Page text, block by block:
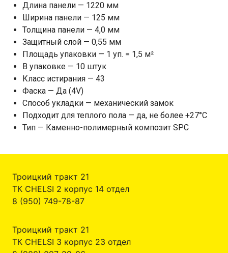
Длина панели — 1220 мм
Ширина панели — 125 мм
Толщина панели — 4,0 мм
Защитный слой — 0,55 мм
Площадь упаковки — 1 уп. = 1,5 м²
В упаковке — 10 штук
Класс истирания — 43
Фаска — Да (4V)
Способ укладки — механический замок
Подходит для теплого пола — да, не более +27°C
Тип — Каменно-полимерный композит SPC
Троицкий тракт 21
ТК CHELSI 2 корпус 14 отдел
8 (950) 749-78-87
Троицкий тракт 21
ТК CHELSI 3 корпус 23 отдел